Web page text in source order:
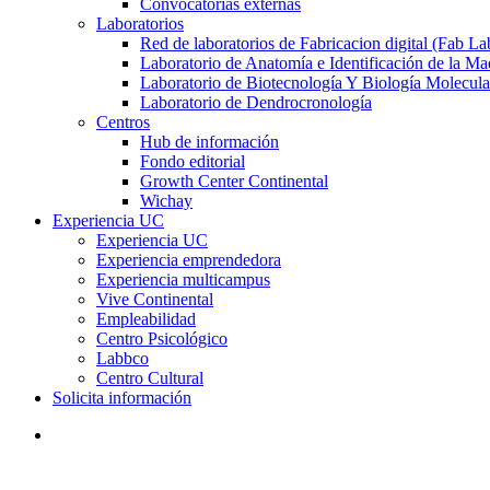
Convocatorias externas
Laboratorios
Red de laboratorios de Fabricacion digital (Fab
Laboratorio de Anatomía e Identificación de la
Laboratorio de Biotecnología Y Biología
Laboratorio de Dendrocronología
Centros
Hub de información
Fondo editorial
Growth Center Continental
Wichay
Experiencia UC
Experiencia UC
Experiencia emprendedora
Experiencia multicampus
Vive Continental
Empleabilidad
Centro Psicológico
Labbco
Centro Cultural
Solicita información